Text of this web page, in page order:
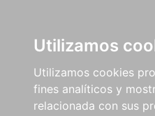
Utilizamos
Utilizamos cookies
fines analíticos y
relacionada con sus